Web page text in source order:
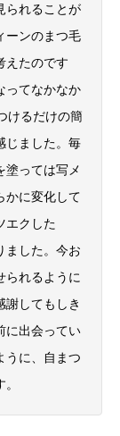
られることが
ーンのまつ毛
えたのです
ってなかなか
けるだけの簡
じました。毎
塗っては写メ
かに変化して
エクした
ました。今お
られるように
謝してもしき
に出会ってい
うに、自まつ